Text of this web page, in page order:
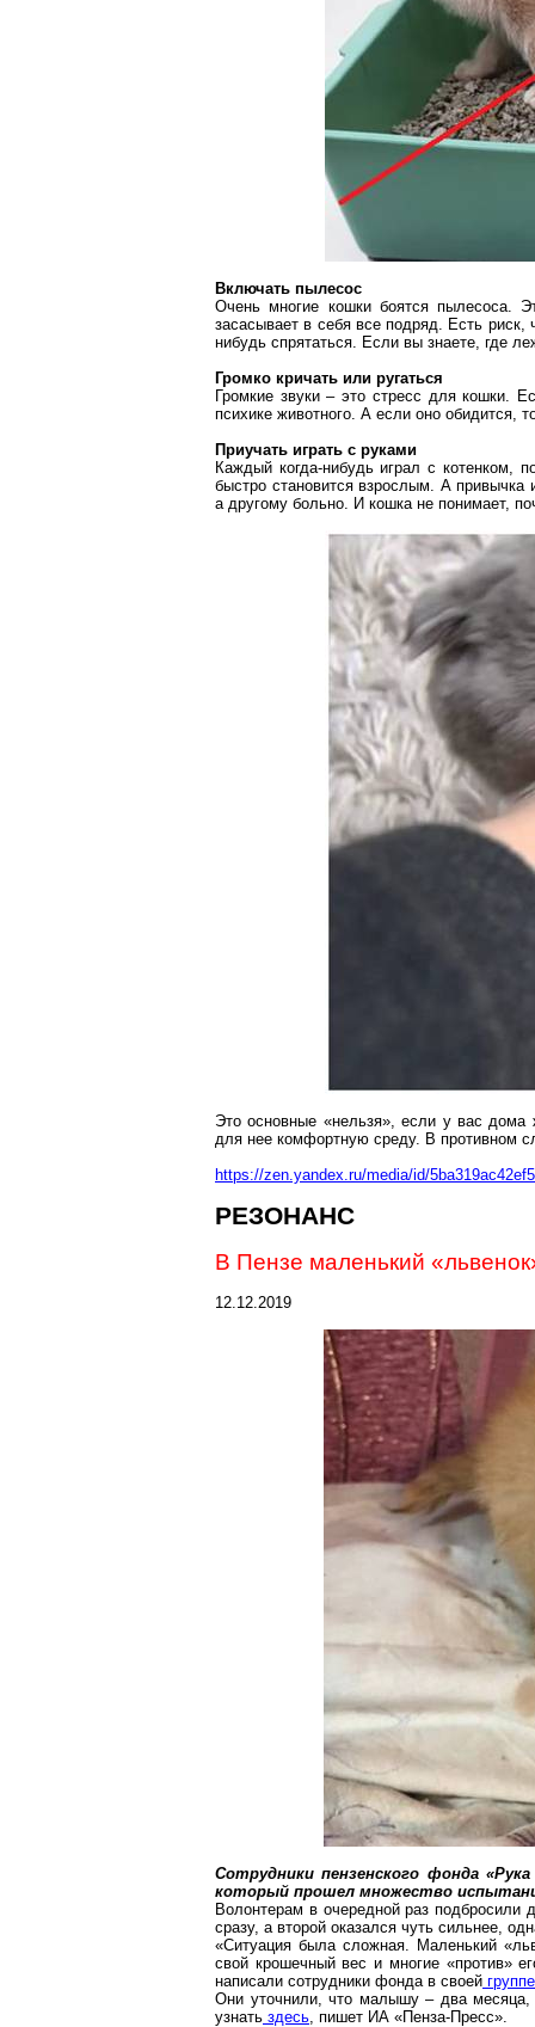
Включать пылесос
Очень многие кошки боятся
засасывает в себя все подряд. Есть
нибудь спрятаться. Если вы знаете, где
Громко кричать или ругаться
Громкие звуки – это стресс для кошки.
психике животного. А если оно обидится,
Приучать играть с руками
Каждый когда-нибудь играл с котенком,
быстро становится взрослым. А привычка
а другому больно. И кошка не понимает,
Это основные «нельзя», если у вас дома
для нее комфортную среду. В противном
https://zen.yandex.ru/media/id/
РЕЗОНАНС
В Пензе маленький
12.12.2019
Сотрудники пензенского фонда
который прошел множество
Волонтерам в очередной раз подбросили
сразу, а второй оказался чуть сильнее,
«Ситуация была сложная. Маленький
свой крошечный вес и многие «против»
написали сотрудники фонда в своей группе
Они уточнили, что малышу – два
узнать здесь, пишет ИА «Пенза-Пресс».